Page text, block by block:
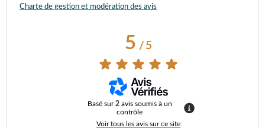
Charte de gestion et modération des avis
5/ 5
Basé sur2 avis soumis à un
contrôle
Voir tous les avis sur ce site